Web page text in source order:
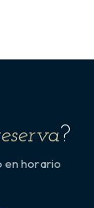
?
en horario